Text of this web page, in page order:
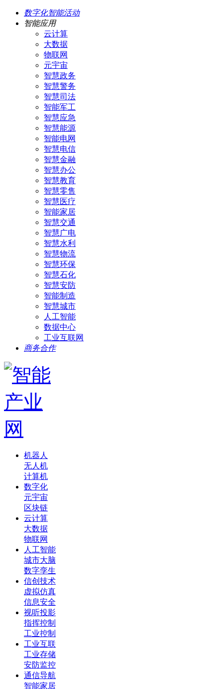
数字化智能活动
智能应用
云计算
大数据
物联网
元宇宙
智慧政务
智慧警务
智慧司法
智能军工
智慧应急
智慧能源
智能电网
智慧电信
智慧金融
智慧办公
智慧教育
智慧零售
智慧医疗
智能家居
智慧交通
智慧广电
智慧水利
智慧物流
智慧环保
智慧石化
智慧安防
智能制造
智慧城市
人工智能
数据中心
工业互联网
商务合作
机器人
无人机
计算机
数字化
元宇宙
区块链
云计算
大数据
物联网
人工智能
城市大脑
数字孪生
信创技术
虚拟仿真
信息安全
视听投影
指挥控制
工业控制
工业互联
工业存储
安防监控
通信导航
智能家居